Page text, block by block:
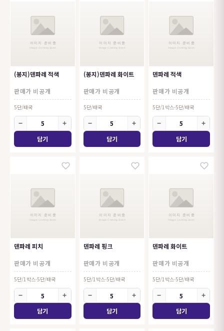
(봉지)덴파레 적색
판매가 비공개
5단/태국
− +
(봉지)덴파레 화이트
판매가 비공개
5단/태국
− +
덴파레 적색
판매가 비공개
5단/1박스-5단/태국
− +
덴파레 피치
판매가 비공개
5단/1박스-5단/태국
− +
덴파레 핑크
판매가 비공개
5단/1박스-5단/태국
− +
덴파레 화이트
판매가 비공개
5단/1박스-5단/태국
− +